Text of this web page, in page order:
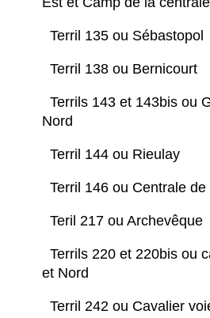
Terril 135 ou Sébastopol
Terril 138 ou Bernicourt
Terrils 143 et 143bis ou
Nord
Terril 144 ou Rieulay
Terril 146 ou Centrale de
Teril 217 ou Archevêque
Terrils 220 et 220bis ou
et Nord
Terril 242 ou Cavalier